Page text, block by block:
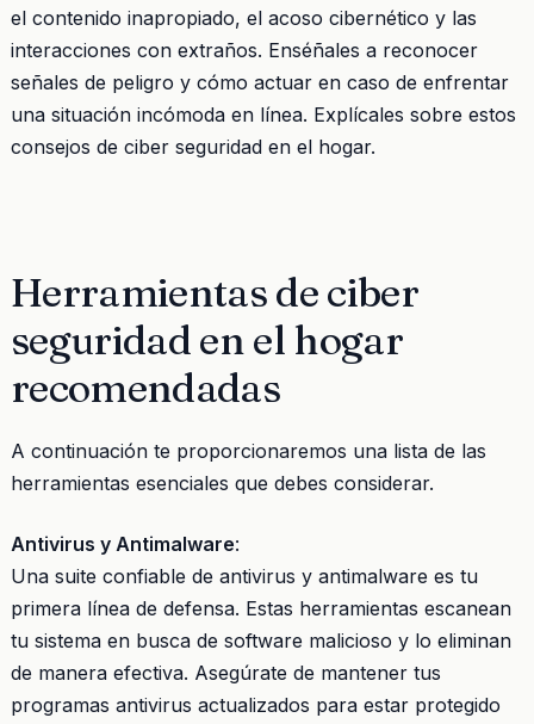
el contenido inapropiado, el acoso cibernético y las
interacciones con extraños. Enséñales a reconocer
señales de peligro y cómo actuar en caso de enfrentar
una situación incómoda en línea. Explícales sobre estos
consejos de ciber seguridad en el hogar.
Herramientas de ciber
seguridad en el hogar
recomendadas
A continuación te proporcionaremos una lista de las
herramientas esenciales que debes considerar.
Antivirus y Antimalware:
Una suite confiable de antivirus y antimalware es tu
primera línea de defensa. Estas herramientas escanean
tu sistema en busca de software malicioso y lo eliminan
de manera efectiva. Asegúrate de mantener tus
programas antivirus actualizados para estar protegido